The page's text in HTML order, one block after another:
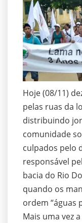
Hoje (08/11)
pelas ruas da
distribuindo
comunidade
culpados pelo
responsável
bacia do Rio
quando os
ordem “águas
Mais uma vez